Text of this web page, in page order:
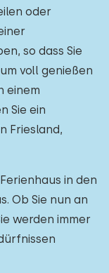
oder
so dass Sie
voll genießen
einem
Sie ein
Friesland,
in den
Ob Sie nun an
werden immer